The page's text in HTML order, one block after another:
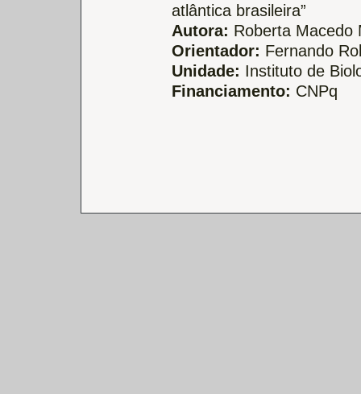
atlântica brasileira”
Autora: Roberta Macedo
Orientador: Fernando
Unidade: Instituto de
Financiamento: CNPq